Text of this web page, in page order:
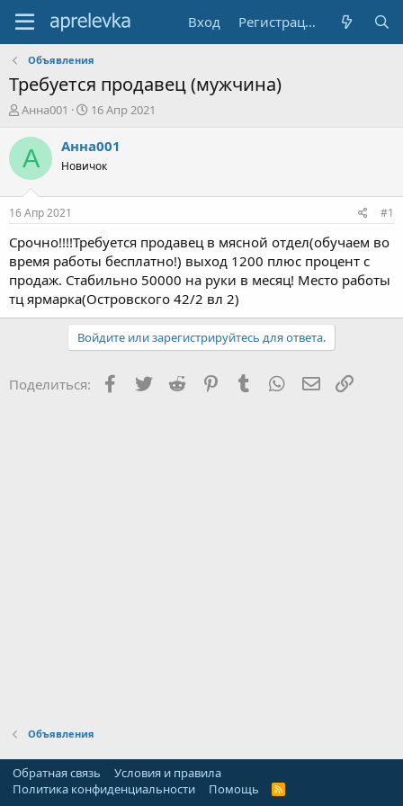
Вход Регистрация
Объявления
Требуется продавец (мужчина)
А
т
о
р
е
м
ы
Анна001
Д
т
н
л
16 Апр 2021
А Анна001
Новичок
16 Апр 2021 #1
Срочно!!!!Требуется продавец в мясной отдел(обучаем во
время работы бесплатно!) выход 1200 плюс процент с
продаж. Стабильно 50000 на руки в месяц! Место работы
тц ярмарка(Островского 42/2 вл 2)
Войдите или зарегистрируйтесь для ответа.
Поделиться: Facebook
Twitter Reddit PinterestTumblr WhatsApp
Объявления
Обратная связь
Условия и правила
Политика конфиденциальности
Помощь
R